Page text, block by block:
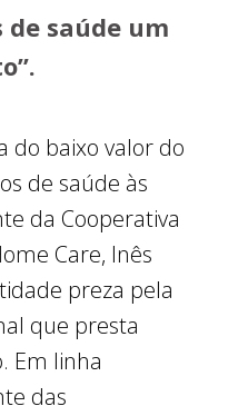
saúde um
do baixo valor do
de saúde às
da Cooperativa
Care, Inês
preza pela
que presta
Em linha
das